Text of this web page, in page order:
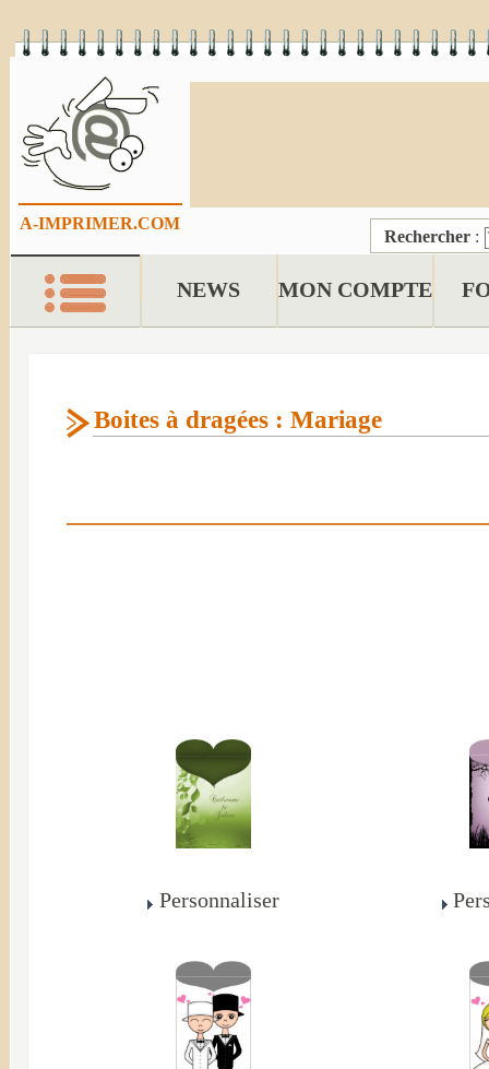
A-IMPRIMER.COM
Rechercher :
NEWS MON COMPTE
Boites à dragées : Mariage
Personnaliser